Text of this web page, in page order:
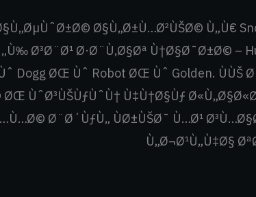
Ø§Ù„Ø±Ù…Ø²ÙŠØ© Ù„Ù€
Ø³Ø¨Ø¹ Ø·Ø¨Ù‚Ø§Øª Ù†Ø§Ø¯Ø±Ø© –
Dogg ØŒ Ùˆ Robot ØŒ Ùˆ Golden. ÙÙŠ
ÙˆØ³ÙŠÙƒÙˆÙ† Ù‡Ù†Ø§Ùƒ
Ø¨Ø´ÙƒÙ„ ÙØ±ÙŠØ¯ Ù…Ø¹
Ù„Ø¬Ø¹Ù„Ù‡Ø§